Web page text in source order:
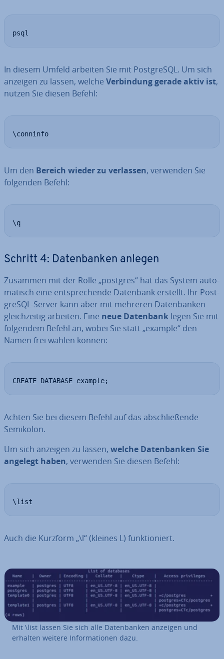
psql
In diesem Umfeld arbeiten Sie mit Post­greS­QL. Um sich
anzeigen zu lassen, welche Ver­bin­dung gerade aktiv ist,
nutzen Sie diesen Befehl:
\conninfo
Um den Bereich wieder zu verlassen, verwenden Sie
folgenden Befehl:
\q
Schritt 4: Da­ten­ban­ken anlegen
Zusammen mit der Rolle „postgres“ hat das System au­to­
ma­tisch eine ent­spre­chen­de Datenbank erstellt. Ihr Post­
greS­QL-Server kann aber mit mehreren Da­ten­ban­ken
gleich­zei­tig arbeiten. Eine neue Datenbank legen Sie mit
folgendem Befehl an, wobei Sie statt „example“ den
Namen frei wählen können:
CREATE DATABASE example;
Achten Sie bei diesem Befehl auf das ab­schlie­ßen­de
Semikolon.
Um sich anzeigen zu lassen, welche Da­ten­ban­ken Sie
angelegt haben, verwenden Sie diesen Befehl:
\list
Auch die Kurzform „\l“ (kleines L) funk­tio­niert.
Mit \list lassen Sie sich alle Da­ten­ban­ken anzeigen und
erhalten weitere In­for­ma­tio­nen dazu.